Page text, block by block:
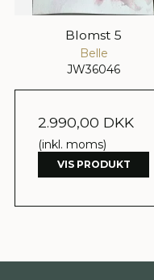
Blomst 5
Belle
JW36046
2.990,00 DKK
(inkl. moms)
VIS PRODUKT